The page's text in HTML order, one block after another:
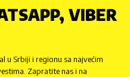
VIBER
u Srbiji i regionu sa najvećim
Zapratite nas i na